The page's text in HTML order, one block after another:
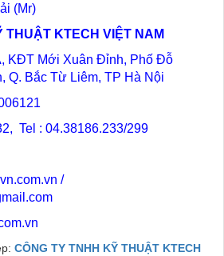
(Mr)
THUẬT KTECH VIỆT NAM
KĐT Mới Xuân Đỉnh, Phố Đỗ
Q. Bắc Từ Liêm, TP Hà Nội
Tel : 04.38186.233/299
/
CÔNG TY TNHH KỸ THUẬT KTECH